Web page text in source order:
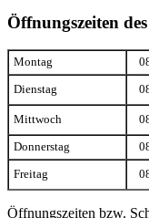
Öffnungszeiten
Montag
Dienstag
Mittwoch
Donnerstag
Freitag
Öffnungszeiten bzw.